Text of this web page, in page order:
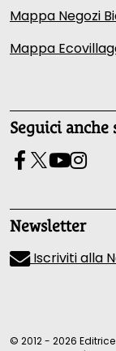
Mappa Negozi
Mappa
Seguici anche
Newsletter
Iscriviti alla
© 2012 - 2026 Editrice